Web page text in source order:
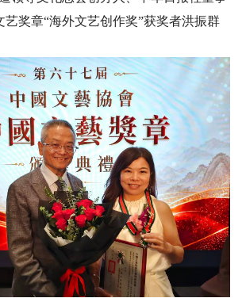
艺奖章“海外文艺创作奖”获奖者洪振群